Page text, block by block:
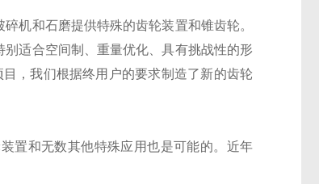
机和石磨提供特殊的齿轮装置和锥齿轮。
适合空间制、重量优化、具有挑战性的形
，我们根据终用户的要求制造了新的齿轮
置和无数其他特殊应用也是可能的。近年